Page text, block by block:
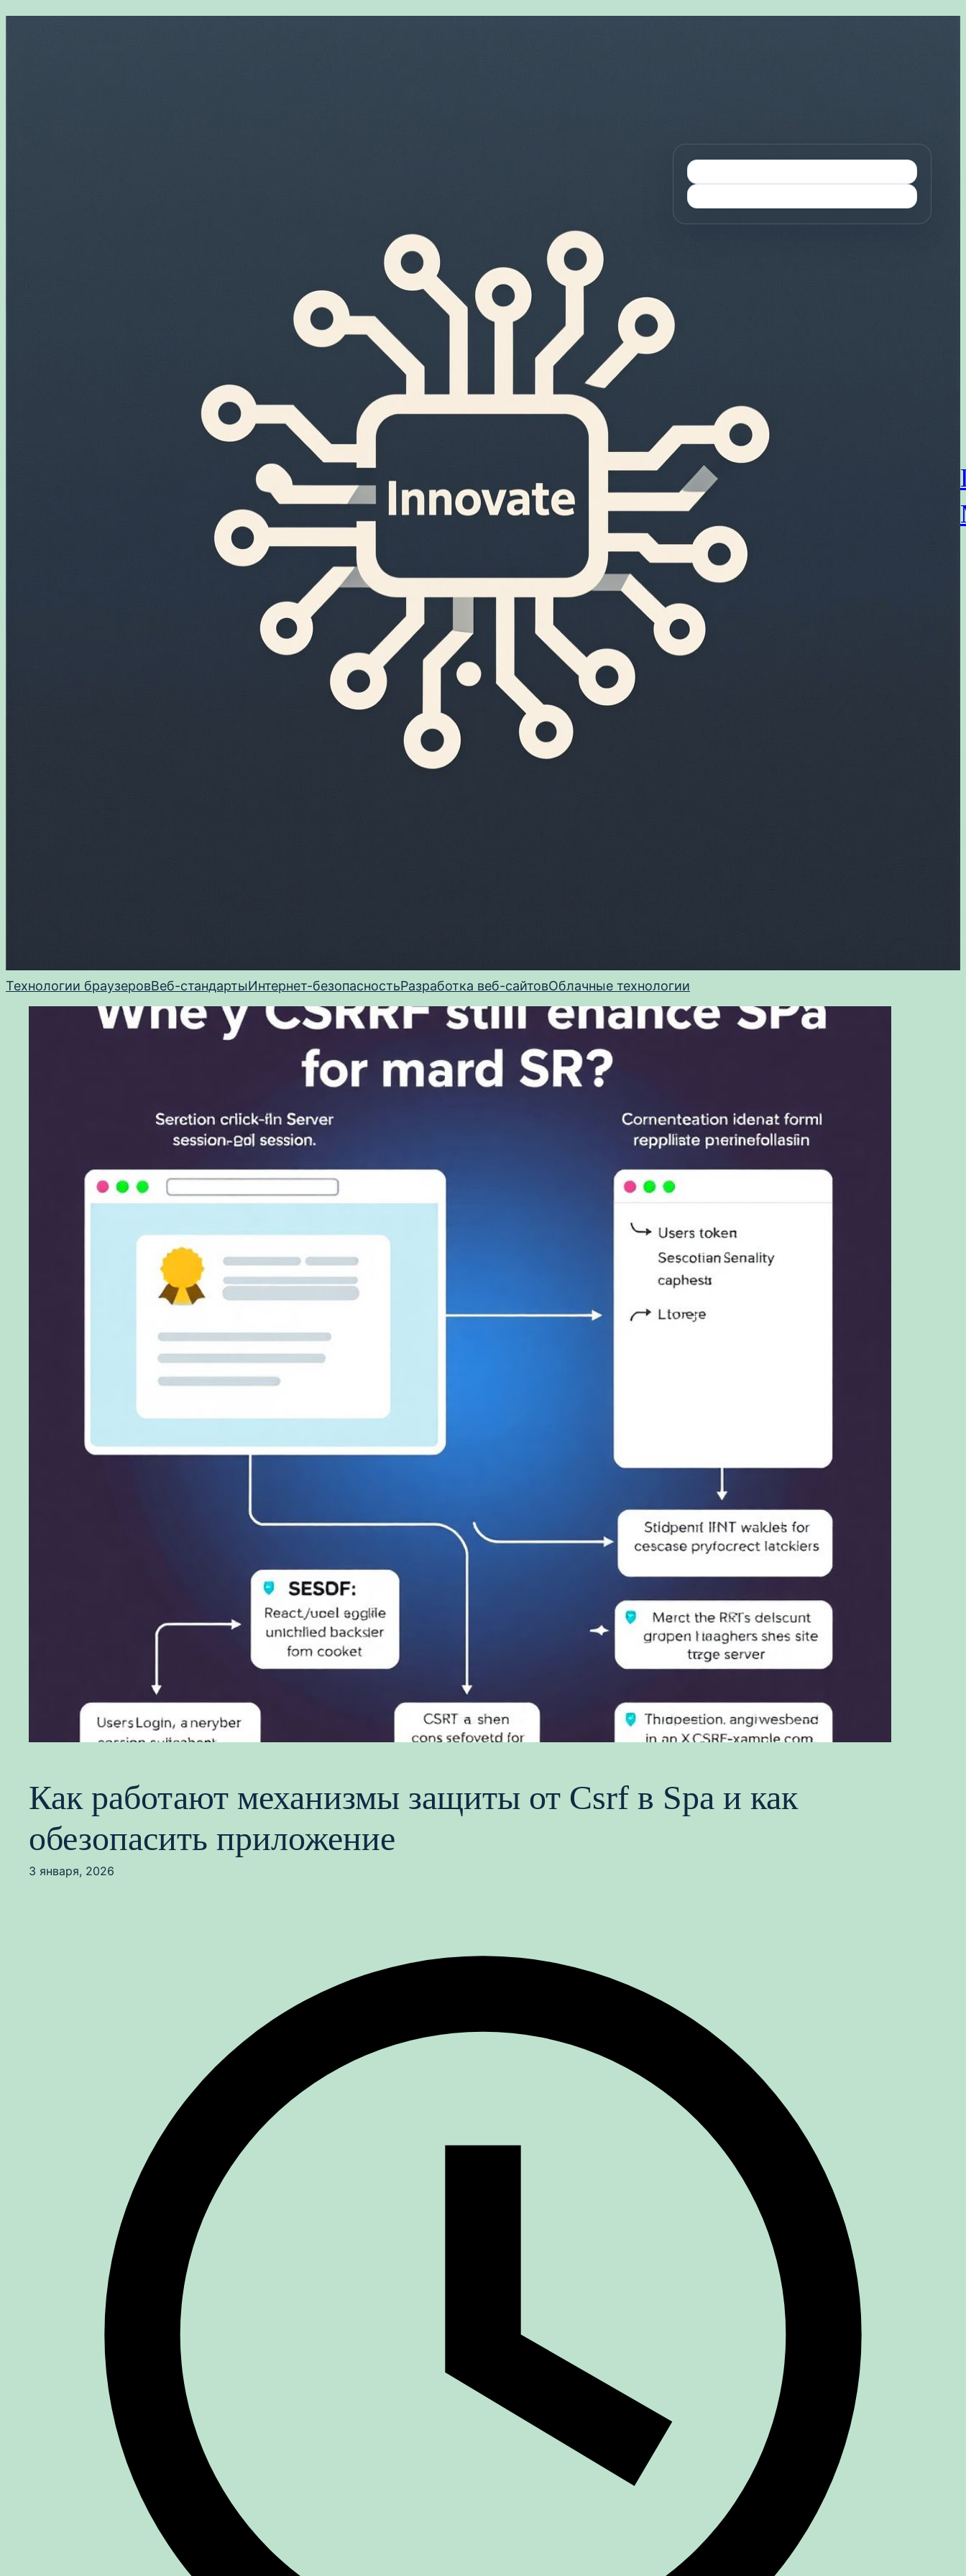
Перейти
Технологии браузеровВеб-стандартыИнтернет-безопасностьРазработка веб-сайтовОблачные технологии
Как работают механизмы защиты от Csrf в Spa и как
обезопасить приложение
3 января, 2026